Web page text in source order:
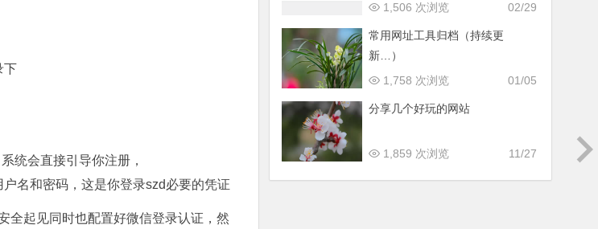
下
统会直接引导你注册，
名和密码，这是你登录szd必要的凭证
全起见同时也配置好微信登录认证，然
02/29
1,506 次浏览
常用网址工具归档（持续更
新…）
01/05
1,758 次浏览
分享几个好玩的网站
11/27
1,859 次浏览